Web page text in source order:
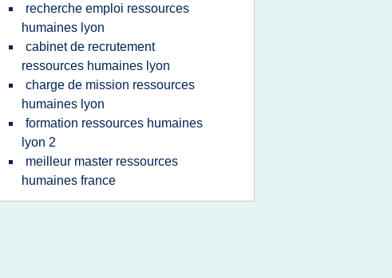
recherche emploi ressources
humaines lyon
cabinet de recrutement
ressources humaines lyon
charge de mission ressources
humaines lyon
formation ressources humaines
lyon 2
meilleur master ressources
humaines france